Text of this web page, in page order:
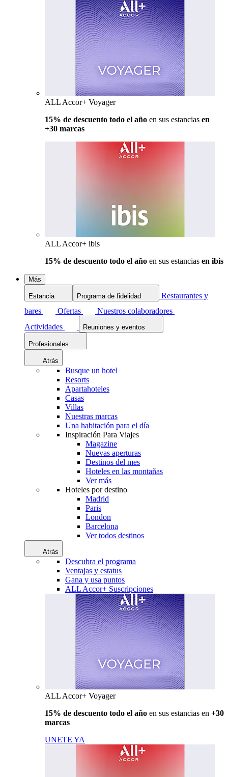
ALL Accor+ Voyager
15% de descuento todo el año en sus estancias en
+30 marcas
ALL Accor+ ibis
15% de descuento todo el año en sus estancias en ibis
Más
Estancia Programa de fidelidad
Restaurantes y
bares
Ofertas
Nuestros colaboradores
Actividades
Reuniones y eventos
Profesionales
Atrás
Busque un hotel
Resorts
Apartahoteles
Casas
Villas
Nuestras marcas
Una habitación para el día
Inspiración Para Viajes
Magazine
Nuevas aperturas
Destinos del mes
Hoteles en las montañas
Ver más
Hoteles por destino
Madrid
Paris
London
Barcelona
Ver todos destinos
Atrás
Descubra el programa
Ventajas y estatus
Gana y usa puntos
ALL Accor+ Suscripciones
ALL Accor+ Voyager
15% de descuento todo el año en sus estancias en +30
marcas
UNETE YA